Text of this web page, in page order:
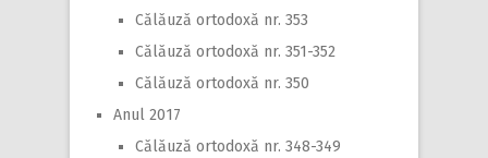
Călăuză ortodoxă nr. 353
Călăuză ortodoxă nr. 351-352
Călăuză ortodoxă nr. 350
Anul 2017
Călăuză ortodoxă nr. 348-349